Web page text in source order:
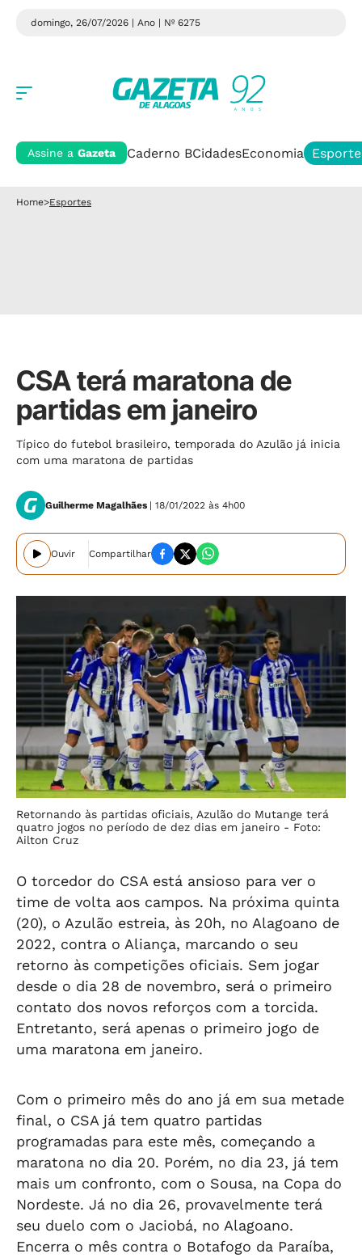
domingo, 26/07/2026 | Ano | Nº 6275
Assine a Gazeta Caderno BCidadesEconomia
Home>Esportes
CSA terá maratona de
partidas em janeiro
Típico do futebol brasileiro, temporada do Azulão já inicia
com uma maratona de partidas
Guilherme Magalhães | 18/01/2022 às 4h00
Ouvir Compartilhar
Retornando às partidas oficiais, Azulão do Mutange terá
quatro jogos no período de dez dias em janeiro - Foto:
Ailton Cruz
O torcedor do CSA está ansioso para ver o
time de volta aos campos. Na próxima quinta
(20), o Azulão estreia, às 20h, no Alagoano de
2022, contra o Aliança, marcando o seu
retorno às competições oficiais. Sem jogar
desde o dia 28 de novembro, será o primeiro
contato dos novos reforços com a torcida.
Entretanto, será apenas o primeiro jogo de
uma maratona em janeiro.
Com o primeiro mês do ano já em sua metade
final, o CSA já tem quatro partidas
programadas para este mês, começando a
maratona no dia 20. Porém, no dia 23, já tem
mais um confronto, com o Sousa, na Copa do
Nordeste. Já no dia 26, provavelmente terá
seu duelo com o Jaciobá, no Alagoano.
Encerra o mês contra o Botafogo da Paraíba,